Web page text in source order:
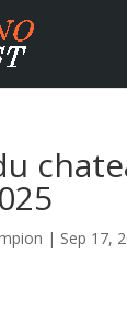
| Sep 17,